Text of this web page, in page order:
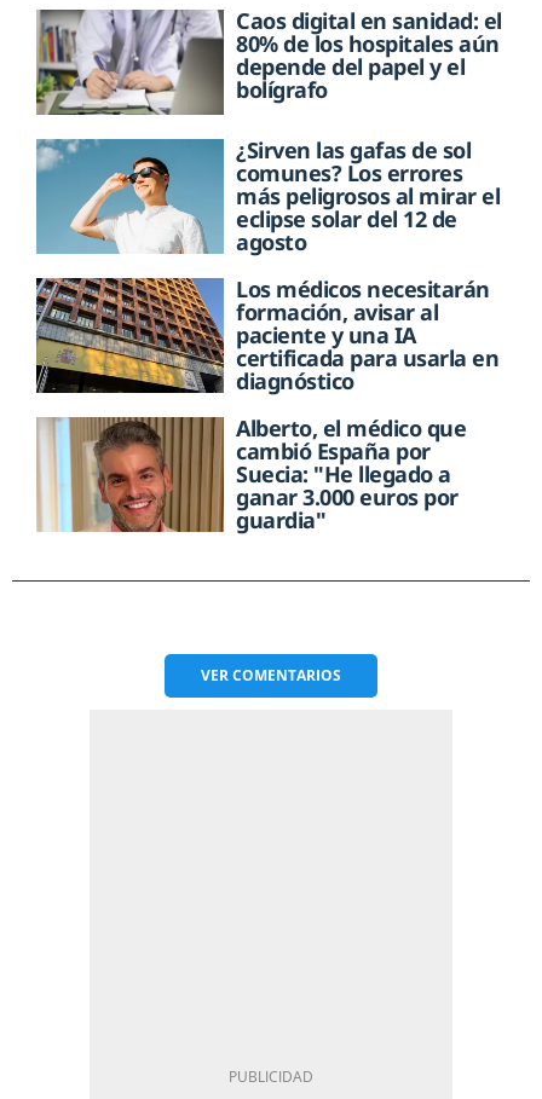
Caos digital en sanidad: el
80% de los hospitales aún
depende del papel y el
bolígrafo
¿Sirven las gafas de sol
comunes? Los errores
más peligrosos al mirar el
eclipse solar del 12 de
agosto
Los médicos necesitarán
formación, avisar al
paciente y una IA
certificada para usarla en
diagnóstico
Alberto, el médico que
cambió España por
Suecia: "He llegado a
ganar 3.000 euros por
guardia"
VERCOMENTARIOS